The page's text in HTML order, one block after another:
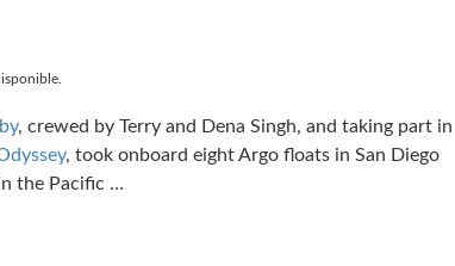
, crewed by Terry and Dena Singh, and taking part in
, took onboard eight Argo floats in San Diego
the Pacific …